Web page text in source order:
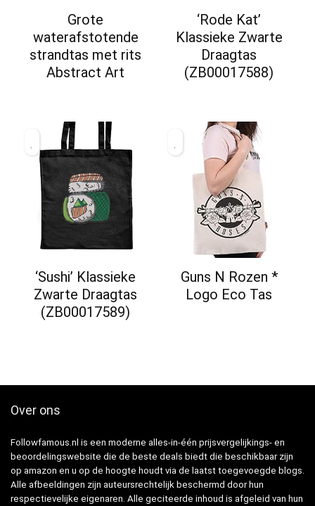
Grote
waterafstotende
strandtas met rits
Abstract Art
‘Rode Kat’
Klassieke Zwarte
Draagtas
(ZB00017588)
‘Sushi’ Klassieke
Zwarte Draagtas
(ZB00017589)
Guns N Rozen *
Logo Eco Tas
Over ons
Followfamous.nl is een moderne alles-in-één prijsvergelijkings- en
beoordelingswebsite die de beste deals biedt die beschikbaar zijn
op amazon en u op de hoogte houdt via de laatst toegevoegde blogs.
Alle afbeeldingen zijn auteursrechtelijk beschermd door hun
respectievelijke eigenaren. Alle geciteerde inhoud is afgeleid van hun